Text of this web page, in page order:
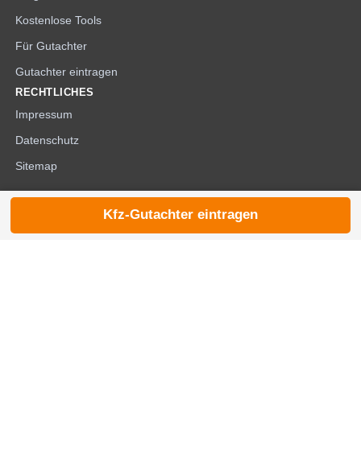
Kostenlose Tools
Für Gutachter
Gutachter eintragen
RECHTLICHES
Impressum
Datenschutz
Sitemap
© 2026 die-kfzgutachter.de |
Kfz-Gutachter eintragen